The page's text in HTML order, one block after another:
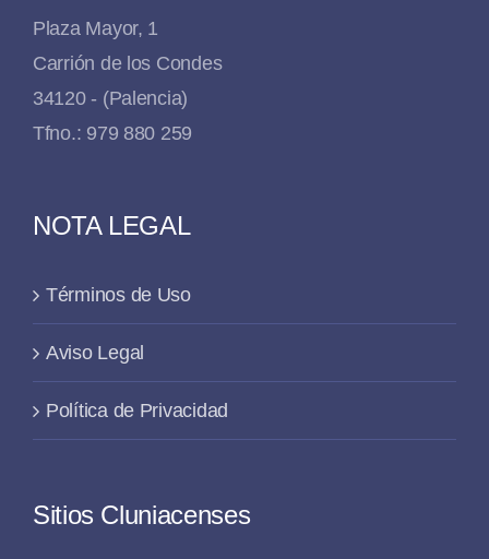
Plaza Mayor, 1
Carrión de los Condes
34120 - (Palencia)
Tfno.: 979 880 259
NOTA LEGAL
Términos de Uso
Aviso Legal
Política de Privacidad
Sitios Cluniacenses